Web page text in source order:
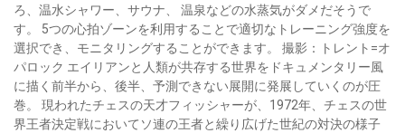
ろ、温水シャワー、サウナ、 温泉などの水蒸気がダメだそうで
す。 5つの心拍ゾーンを利用することで適切なトレーニング強度を
選択でき、モニタリングすることができます。 撮影：トレント=オ
パロック エイリアンと人類が共存する世界をドキュメンタリー風
に描く前半から、後半、予測できない展開に発展していくのが圧
巻。 現われたチェスの天才フィッシャーが、1972年、チェスの世
界王者決定戦においてソ連の王者と繰り広げた世紀の対決の様子